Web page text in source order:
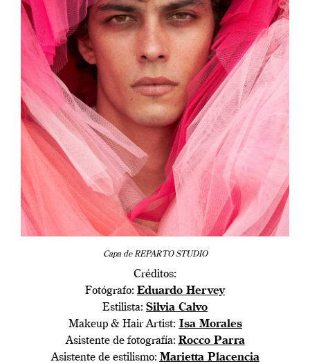
Capa de REPARTO STUDIO
Créditos:
Fotógrafo: Eduardo Hervey
Estilista: Silvia Calvo
Makeup & Hair Artist: Isa Morales
Asistente de fotografía: Rocco Parra
Asistente de estilismo: Marietta Placencia